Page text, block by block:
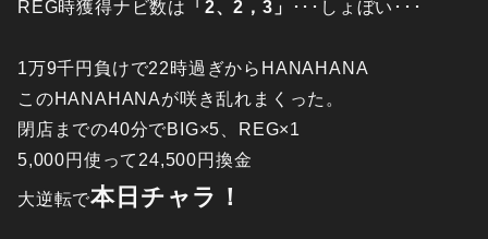
REG時獲得ナビ数は
「2、2，3」 ･･･しょぼい･･･
1万9千円負けで22時過ぎからHANAHANA
このHANAHANAが咲き乱れまくった。
閉店までの40分でBIG×5、REG×1
5,000円使って24,500円換金
大逆転で本日チャラ！